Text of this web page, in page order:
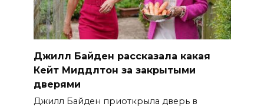
Джилл Байден рассказала какая
Кейт Миддлтон за закрытыми
дверями
Джилл Байден приоткрыла дверь в